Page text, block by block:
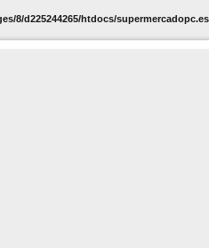
8/d225244265/htdocs/